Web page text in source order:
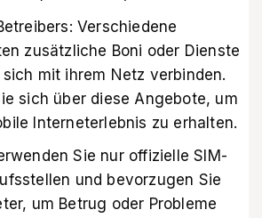
Verschiedene
zusätzliche Boni oder Dienste
mit ihrem Netz verbinden.
sich über diese Angebote, um
Interneterlebnis zu erhalten.
Sie nur offizielle SIM-
und bevorzugen Sie
um Betrug oder Probleme